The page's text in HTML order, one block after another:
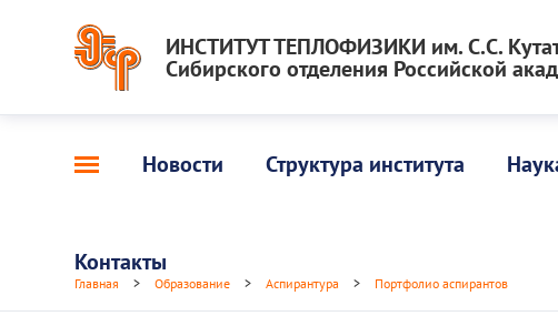
ИНСТИТУТ ТЕПЛОФИЗИКИ им. С.С.
Сибирского отделения Российской
Новости Структура института
Контакты
Главная > Образование > Аспирантура > Портфолио аспирантов